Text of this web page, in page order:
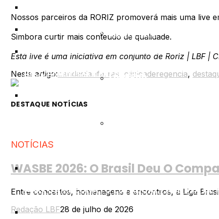
BOAS VINDAS A SENADOR CANEDO!
LMBF – MG
LPBF-PR
🎺🥁💃 CAMPEONATO ESTADUAL PAULISTA
AVALIADORES E EQUIPE TÉCNICA
ALOJAMENTOS E REFEIÇÕES
Nossos parceiros da RORIZ promoverá mais uma live
Simbora curtir mais conteúdo de qualidade.
Está live é uma iniciativa em conjunto de Roriz | LBF |
Neste artigo:bandasfanfarras clinicaderegencia,
DESTAQUE NOTÍCIAS
NOTÍCIAS
WASBE 2026: O Brasil Deu O
Entre concertos, homenagens e encontros, a Liga
Redação LBF28 de julho de 2026